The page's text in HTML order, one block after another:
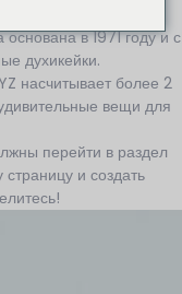
в 1971 году и с
духикейки.
насчитывает более 2
вещи для
перейти в раздел
страницу и создать